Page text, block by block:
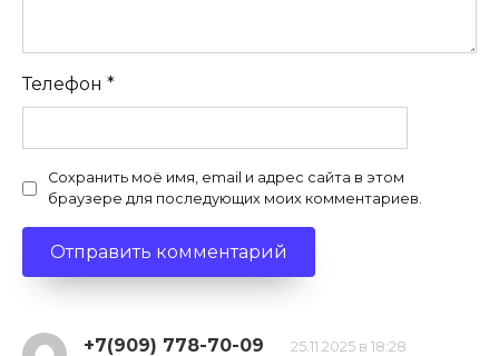
Телефон *
Сохранить моё имя, email и адрес сайта в этом
браузере для последующих моих комментариев.
+7(909) 778-70-09 25.11.2025 в 18:28